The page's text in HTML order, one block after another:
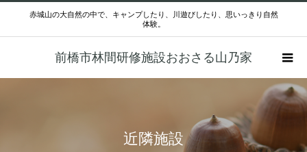
赤城山の大自然の中で、キャンプしたり、川遊びしたり、思いっきり自然
体験。
前橋市林間研修施設おおさる山乃家
近隣施設